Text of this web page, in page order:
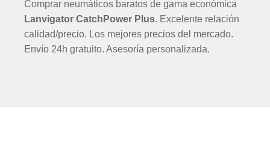
Comprar neumáticos baratos de gama económica
Lanvigator CatchPower Plus. Excelente relación
calidad/precio. Los mejores precios del mercado.
Envío 24h gratuito. Asesoría personalizada.